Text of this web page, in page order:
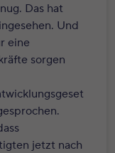
Das hat
Und
eine
sorgen
jetzt nach